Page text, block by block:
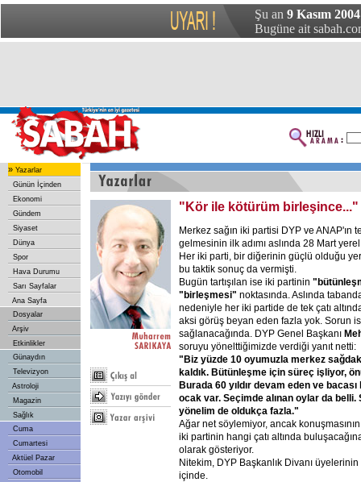
Şu an 9 Kasım
Bugüne ait
» Yazarlar
Günün İçinden
Ekonomi
Gündem
Siyaset
Dünya
Spor
Hava Durumu
Sarı Sayfalar
Ana Sayfa
Dosyalar
Arşiv
Etkinlikler
Günaydın
Televizyon
Astroloji
Magazin
Sağlık
Cuma
Cumartesi
Aktüel Pazar
Otomobil
"Kör ile kötürüm birleşince..."
Merkez sağın iki partisi DYP ve ANAP'ın
gelmesinin ilk adımı aslında 28 Mart yerel
Her iki parti, bir diğerinin güçlü olduğu
bu taktik sonuç da vermişti.
Bugün tartışılan ise iki partinin
"birleşmesi" noktasında. Aslında
nedeniyle her iki partide de tek çatı
aksi görüş beyan eden fazla yok. Sorun
sağlanacağında. DYP Genel Başkanı
soruyu yönelttiğimizde verdiği yanıt netti:
"Biz yüzde 10 oyumuzla merkez
kaldık. Bütünleşme için süreç işliyor,
Burada 60 yıldır devam eden ve
ocak var. Seçimde alınan oylar da belli.
yönelim de oldukça fazla."
Ağar net söylemiyor, ancak
iki partinin hangi çatı altında
olarak gösteriyor.
Nitekim, DYP Başkanlık Divanı
içinde.